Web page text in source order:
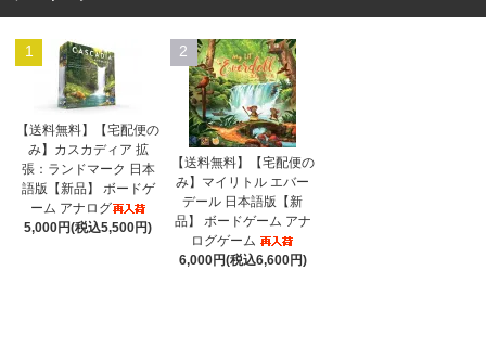
1
【送料無料】【宅配便の
み】カスカディア 拡
張：ランドマーク 日本
語版【新品】 ボードゲ
ーム アナログ
5,000円(税込5,500円)
2
【送料無料】【宅配便の
み】マイリトル エバー
デール 日本語版【新
品】 ボードゲーム アナ
ログゲーム
6,000円(税込6,600円)